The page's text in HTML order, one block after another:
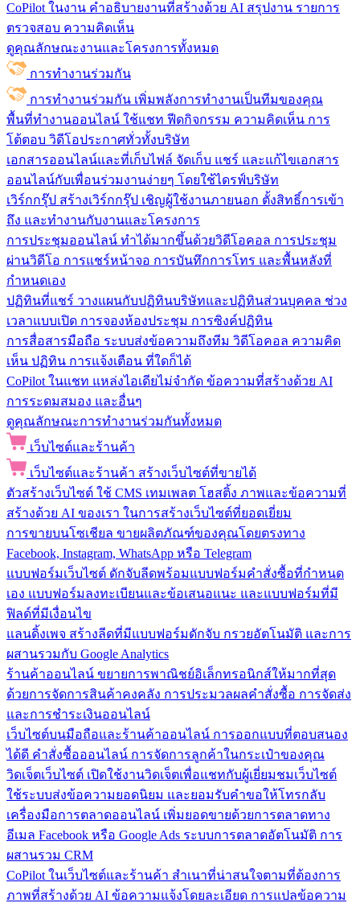
CoPilot ในงาน คำอธิบายงานที่สร้างด้วย AI สรุปงาน รายการ
ตรวจสอบ ความคิดเห็น
ดูคุณลักษณะงานและโครงการทั้งหมด
การทำงานร่วมกัน
การทำงานร่วมกัน เพิ่มพลังการทำงานเป็นทีมของคุณ
พื้นที่ทำงานออนไลน์ ใช้แชท ฟีดกิจกรรม ความคิดเห็น การ
โต้ตอบ วิดีโอประกาศทั่วทั้งบริษัท
เอกสารออนไลน์และที่เก็บไฟล์ จัดเก็บ แชร์ และแก้ไขเอกสาร
ออนไลน์กับเพื่อนร่วมงานง่ายๆ โดยใช้ไดรฟ์บริษัท
เวิร์กกรุ๊ป สร้างเวิร์กกรุ๊ป เชิญผู้ใช้งานภายนอก ตั้งสิทธิ์การเข้า
ถึง และทำงานกับงานและโครงการ
การประชุมออนไลน์ ทำได้มากขึ้นด้วยวิดีโอคอล การประชุม
ผ่านวิดีโอ การแชร์หน้าจอ การบันทึกการโทร และพื้นหลังที่
กำหนดเอง
ปฏิทินที่แชร์ วางแผนกับปฏิทินบริษัทและปฏิทินส่วนบุคคล ช่วง
เวลาแบบเปิด การจองห้องประชุม การซิงค์ปฏิทิน
การสื่อสารมือถือ ระบบส่งข้อความถึงทีม วิดีโอคอล ความคิด
เห็น ปฏิทิน การแจ้งเตือน ที่ใดก็ได้
CoPilot ในแชท แหล่งไอเดียไม่จำกัด ข้อความที่สร้างด้วย AI
การระดมสมอง และอื่นๆ
ดูคุณลักษณะการทำงานร่วมกันทั้งหมด
เว็บไซต์และร้านค้า
เว็บไซต์และร้านค้า สร้างเว็บไซต์ที่ขายได้
ตัวสร้างเว็บไซต์ ใช้ CMS เทมเพลต โฮสติ้ง ภาพและข้อความที่
สร้างด้วย AI ของเรา ในการสร้างเว็บไซต์ที่ยอดเยี่ยม
การขายบนโซเชียล ขายผลิตภัณฑ์ของคุณโดยตรงทาง
Facebook, Instagram, WhatsApp หรือ Telegram
แบบฟอร์มเว็บไซต์ ดักจับลีดพร้อมแบบฟอร์มคำสั่งซื้อที่กำหนด
เอง แบบฟอร์มลงทะเบียนและข้อเสนอแนะ และแบบฟอร์มที่มี
ฟิลด์ที่มีเงื่อนไข
แลนดิ้งเพจ สร้างลีดที่มีแบบฟอร์มดักจับ กรวยอัตโนมัติ และการ
ผสานรวมกับ Google Analytics
ร้านค้าออนไลน์ ขยายการพาณิชย์อิเล็กทรอนิกส์ให้มากที่สุด
ด้วยการจัดการสินค้าคงคลัง การประมวลผลคำสั่งซื้อ การจัดส่ง
และการชำระเงินออนไลน์
เว็บไซต์บนมือถือและร้านค้าออนไลน์ การออกแบบที่ตอบสนอง
ได้ดี คำสั่งซื้อออนไลน์ การจัดการลูกค้าในกระเป๋าของคุณ
วิดเจ็ตเว็บไซต์ เปิดใช้งานวิดเจ็ตเพื่อแชทกับผู้เยี่ยมชมเว็บไซต์
ใช้ระบบส่งข้อความยอดนิยม และยอมรับคำขอให้โทรกลับ
เครื่องมือการตลาดออนไลน์ เพิ่มยอดขายด้วยการตลาดทาง
อีเมล Facebook หรือ Google Ads ระบบการตลาดอัตโนมัติ การ
ผสานรวม CRM
CoPilot ในเว็บไซต์และร้านค้า สำเนาที่น่าสนใจตามที่ต้องการ
ภาพที่สร้างด้วย AI ข้อความแจ้งโดยละเอียด การแปลข้อความ